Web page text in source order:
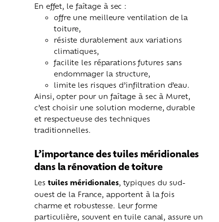
En effet, le faîtage à sec :
offre une meilleure ventilation de la
toiture,
résiste durablement aux variations
climatiques,
facilite les réparations futures sans
endommager la structure,
limite les risques d’infiltration d’eau.
Ainsi, opter pour un faîtage à sec à Muret,
c’est choisir une solution moderne, durable
et respectueuse des techniques
traditionnelles.
L’importance des tuiles méridionales
dans la rénovation de toiture
Les tuiles méridionales, typiques du sud-
ouest de la France, apportent à la fois
charme et robustesse. Leur forme
particulière, souvent en tuile canal, assure un